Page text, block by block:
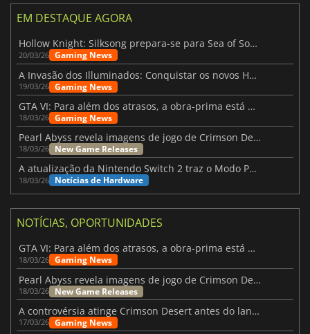
EM DESTAQUE AGORA
Hollow Knight: Silksong prepara-se para Sea of Sorrow com um patch
20/03/26 Gaming News
A Invasão dos Illuminados: Conquistar os novos Helldivers 2 Atualização!
19/03/26 Gaming News
GTA VI: Para além dos atrasos, a obra-prima está quase a chegar
18/03/26 Gaming News
Pearl Abyss revela imagens de jogo de Crimson Desert para a PS5
18/03/26 New Game Releases
A atualização da Nintendo Switch 2 traz o Modo Portátil aos jogos mais antigos da Switch
18/03/26 Notícias de Hardware
NOTÍCIAS, OPORTUNIDADES
GTA VI: Para além dos atrasos, a obra-prima está quase a chegar
18/03/26 Gaming News
Pearl Abyss revela imagens de jogo de Crimson Desert para a PS5
18/03/26 New Game Releases
A controvérsia atinge Crimson Desert antes do lançamento
17/03/26 Gaming News